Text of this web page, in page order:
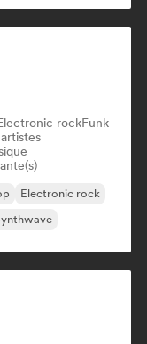
rockFunk
Electronic rock